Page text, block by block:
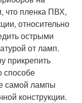
что пленка ПВХ,
относительно
острыми
от ламп.
прикрепить
способе
самой лампы
конструкции.